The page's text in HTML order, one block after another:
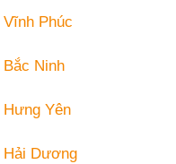
Phúc
Ninh
Yên
Hải Dương